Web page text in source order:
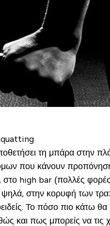
τη μπάρα στην
που κάνουν
high bar (πολλές
στην κορυφή των
Το πόσο πιο κάτω θα
και πως μπορείς να τις